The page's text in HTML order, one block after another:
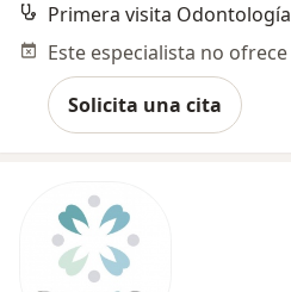
Primera visita Odontología
Solicita una cita